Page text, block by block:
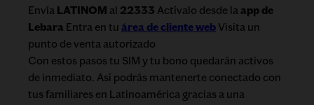
Envía LATINOM al 22333 Actívalo desde la app de
Lebara Entra en tu área de cliente web Visita un
punto de venta autorizado
Con estos pasos tu SIM y tu bono quedarán activos
de inmediato. Así podrás mantenerte conectado con
tus familiares en Latinoamérica gracias a una